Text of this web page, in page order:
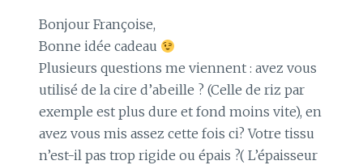
Bonjour Françoise,
Bonne idée cadeau
Plusieurs questions me viennent : avez vous
utilisé de la cire d’abeille ? (Celle de riz par
exemple est plus dure et fond moins vite), en
avez vous mis assez cette fois ci? Votre tissu
n’est-il pas trop rigide ou épais ?( L’épaisseur